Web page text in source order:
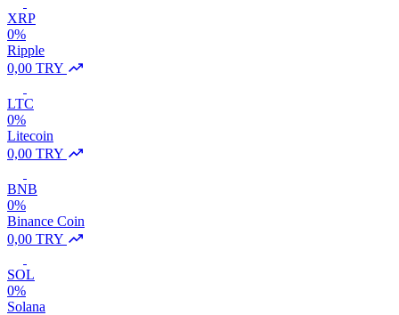
XRP
0%
Ripple
0,00 TRY
LTC
0%
Litecoin
0,00 TRY
BNB
0%
Binance Coin
0,00 TRY
SOL
0%
Solana